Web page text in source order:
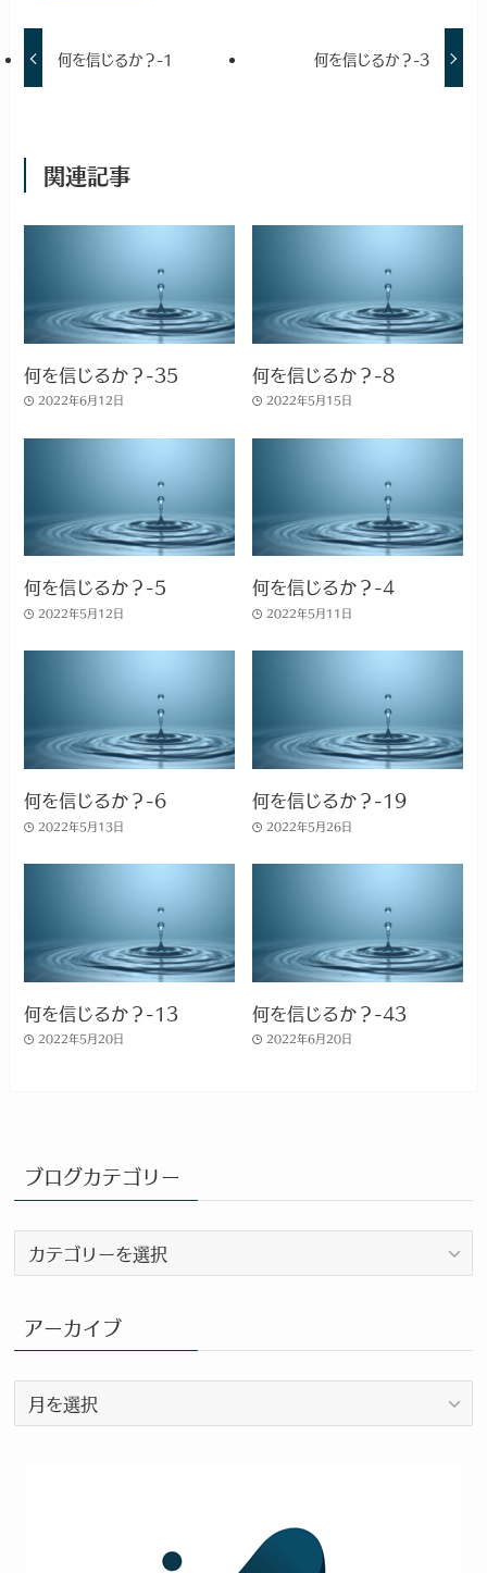
何を信じるか？-1 何を信じるか？-3
関連記事
何を信じるか？-35
2022年6月12日
何を信じるか？-8
2022年5月15日
何を信じるか？-5
2022年5月12日
何を信じるか？-4
2022年5月11日
何を信じるか？-6
2022年5月13日
何を信じるか？-19
2022年5月26日
何を信じるか？-13
2022年5月20日
何を信じるか？-43
2022年6月20日
ブログカテゴリー
ロ
カ
テ
ゴ
リ
ー
アーカイブ
ー